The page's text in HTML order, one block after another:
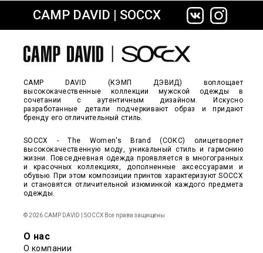
сайте СДЭК
CAMP DAVID | SOCCX
CAMP DAVID (КЭМП ДЭВИД) воплощает
высококачественные коллекции мужской одежды в
сочетании с аутентичным дизайном. Искусно
разработанные детали подчеркивают образ и придают
бренду его отличительный стиль.
SOCCX - The Women's Brand (СОКС) олицетворяет
высококачественную моду, уникальный стиль и гармонию
жизни. Повседневная одежда проявляется в многогранных
и красочных коллекциях, дополненные аксессуарами и
обувью. При этом композиции принтов характеризуют SOCCX
и становятся отличительной изюминкой каждого предмета
одежды.
© 2026 CAMP DAVID | SOCCX Все права защищены
О нас
О компании